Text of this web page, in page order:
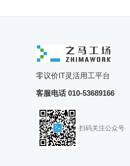
零议价IT灵活用工平台
客服电话 010-53689166
扫码关注公众号